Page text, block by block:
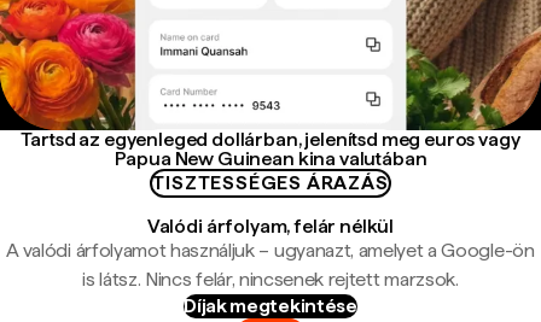
Tartsd az egyenleged dollárban, jelenítsd meg euros vagy
Papua New Guinean kina valutában
TISZTESSÉGES ÁRAZÁS
Valódi árfolyam, felár nélkül
A valódi árfolyamot használjuk – ugyanazt, amelyet a Google-ön
is látsz. Nincs felár, nincsenek rejtett marzsok.
Díjak megtekintése